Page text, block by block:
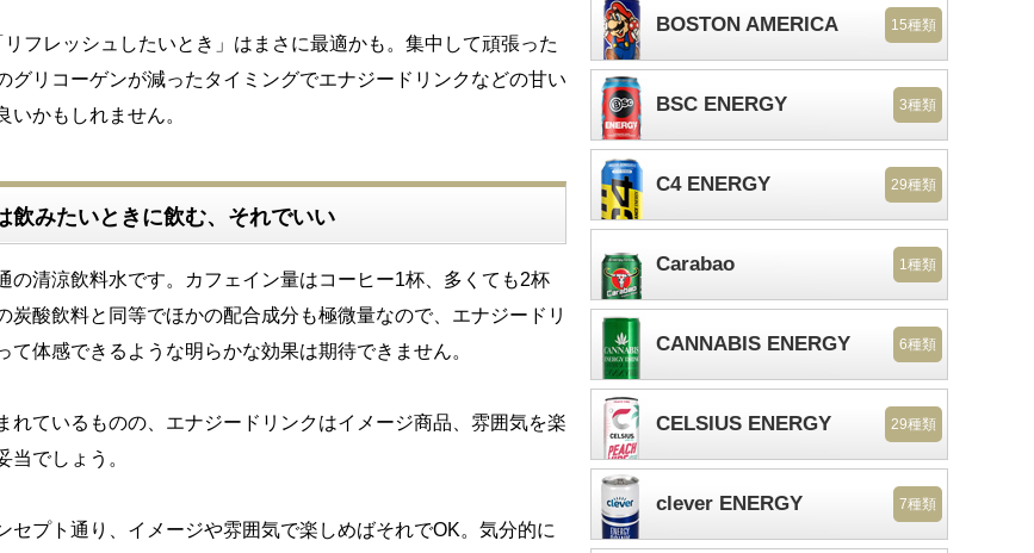
リフレッシュしたいとき」はまさに最適かも。集中して頑張った
グリコーゲンが減ったタイミングでエナジードリンクなどの甘い
いかもしれません。
飲みたいときに飲む、それでいい
の清涼飲料水です。カフェイン量はコーヒー1杯、多くても2杯
炭酸飲料と同等でほかの配合成分も極微量なので、エナジードリ
て体感できるような明らかな効果は期待できません。
れているものの、エナジードリンクはイメージ商品、雰囲気を楽
当でしょう。
セプト通り、イメージや雰囲気で楽しめばそれでOK。気分的に
BOSTON AMERICA 15種類
BSC ENERGY 3種類
C4 ENERGY 29種類
Carabao 1種類
CANNABIS ENERGY 6種類
CELSIUS ENERGY 29種類
clever ENERGY 7種類